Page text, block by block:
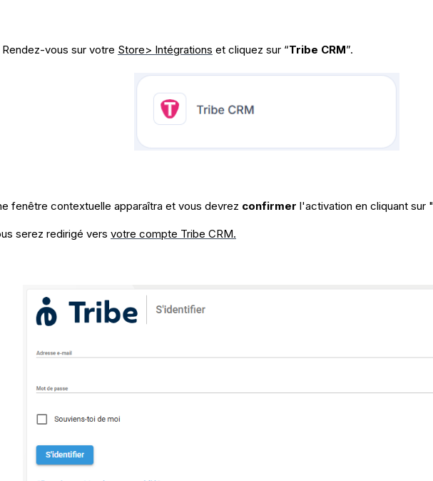
Rendez-vous sur votre Store> Intégrations et cliquez sur “Tribe CRM”.
fenêtre contextuelle apparaîtra et vous devrez confirmer l'activation en cliquant sur "
serez redirigé vers votre compte Tribe CRM.